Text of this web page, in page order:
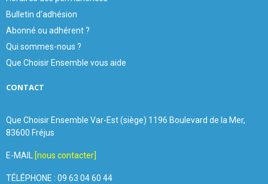
Bulletin d'adhésion
Abonné ou adhérent ?
Qui sommes-nous ?
Que Choisir Ensemble vous aide
CONTACT
Que Choisir Ensemble Var-Est (siège) 1196 Boulevard de la Mer,
83600 Fréjus
E-MAIL [nous contacter]
TÉLÉPHONE : 09 63 04 60 44